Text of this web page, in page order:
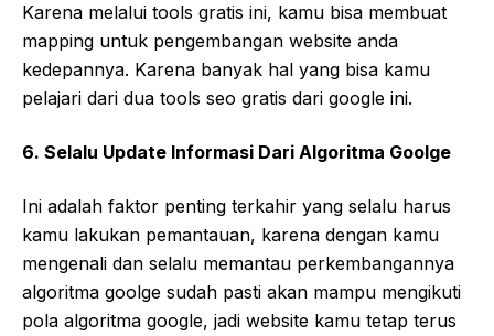
Karena melalui tools gratis ini, kamu bisa membuat
mapping untuk pengembangan website anda
kedepannya. Karena banyak hal yang bisa kamu
pelajari dari dua tools seo gratis dari google ini.
6. Selalu Update Informasi Dari Algoritma Goolge
Ini adalah faktor penting terkahir yang selalu harus
kamu lakukan pemantauan, karena dengan kamu
mengenali dan selalu memantau perkembangannya
algoritma goolge sudah pasti akan mampu mengikuti
pola algoritma google, jadi website kamu tetap terus